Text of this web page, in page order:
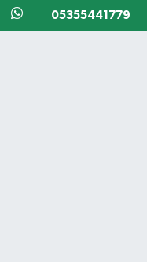
05355441779